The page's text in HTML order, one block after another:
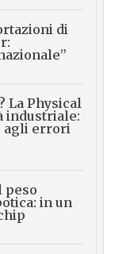
di
La Physical
industriale:
agli errori
peso
in un